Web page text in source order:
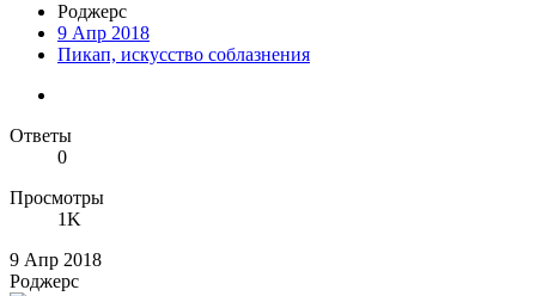
Роджерc
9 Апр 2018
Пикап, искусство соблазнения
Ответы
0
Просмотры
1K
9 Апр 2018
Роджерc